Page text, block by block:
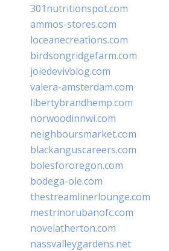
301nutritionspot.com
ammos-stores.com
loceanecreations.com
birdsongridgefarm.com
joiedevivblog.com
valera-amsterdam.com
libertybrandhemp.com
norwoodinnwi.com
neighboursmarket.com
blackanguscareers.com
bolesfororegon.com
bodega-ole.com
thestreamlinerlounge.com
mestrinorubanofc.com
novelatherton.com
nassvalleygardens.net